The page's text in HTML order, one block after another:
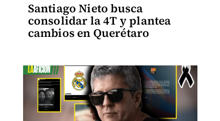
Santiago Nieto busca
consolidar la 4T y plantea
cambios en Querétaro